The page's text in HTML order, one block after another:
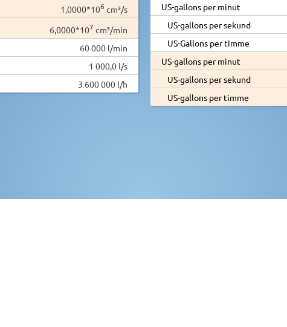
1,0000*106 cm³/s
6,0000*107 cm³/min
60 000 l/min
1 000,0 l/s
3 600 000 l/h
US-gallons per minut
US-gallons per sekund
US-Gallons per timme
US-gallons per minut
US-gallons per sekund
US-gallons per timme